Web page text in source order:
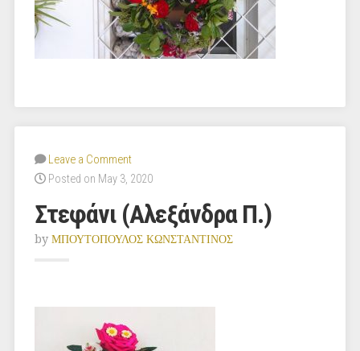
Leave a Comment
Posted on May 3, 2020
Στεφάνι (Αλεξάνδρα Π.)
by ΜΠΟΥΤΟΠΟΥΛΟΣ ΚΩΝΣΤΑΝΤΙΝΟΣ